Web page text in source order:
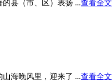
县（市、区）表扬 ...查看全文
海晚风里，迎来了 ...查看全文